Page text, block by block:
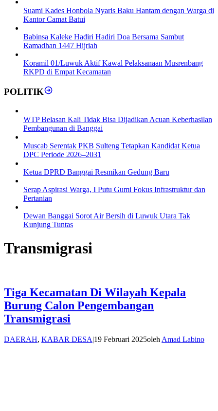
Suami Kades Honbola Nyaris Baku Hantam dengan Warga di
Kantor Camat Batui
Babinsa Kaleke Hadiri Hadiri Doa Bersama Sambut
Ramadhan 1447 Hijriah
Koramil 01/Luwuk Aktif Kawal Pelaksanaan Musrenbang
RKPD di Empat Kecamatan
POLITIK
WTP Belasan Kali Tidak Bisa Dijadikan Acuan Keberhasilan
Pembangunan di Banggai
Muscab Serentak PKB Sulteng Tetapkan Kandidat Ketua
DPC Periode 2026–2031
Ketua DPRD Banggai Resmikan Gedung Baru
Serap Aspirasi Warga, I Putu Gumi Fokus Infrastruktur dan
Pertanian
Dewan Banggai Sorot Air Bersih di Luwuk Utara Tak
Kunjung Tuntas
Transmigrasi
Tiga Kecamatan Di Wilayah Kepala
Burung Calon Pengembangan
Transmigrasi
DAERAH, KABAR DESA|19 Februari 2025oleh Amad Labino